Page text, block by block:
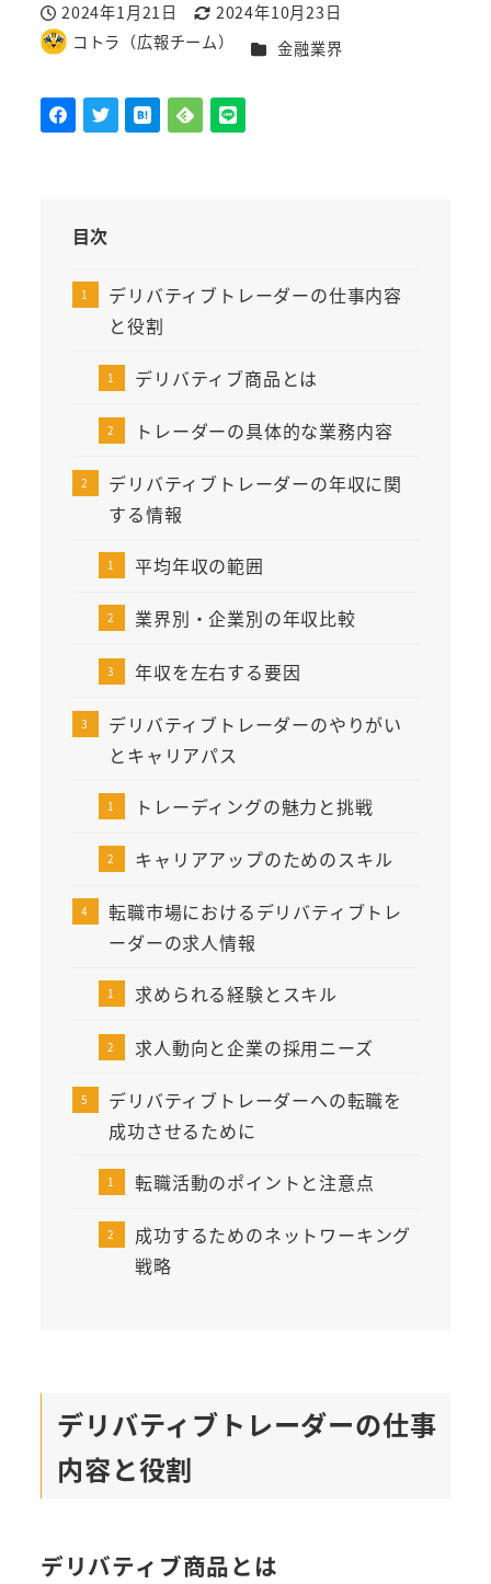
投稿日
2024年1月21日
更新日
2024年10月23日
著
コトラ（広報チーム） カテゴリー
金融業界
目次
デリバティブトレーダーの仕事内容
と役割
デリバティブ商品とは
トレーダーの具体的な業務内容
デリバティブトレーダーの年収に関
する情報
平均年収の範囲
業界別・企業別の年収比較
年収を左右する要因
デリバティブトレーダーのやりがい
とキャリアパス
トレーディングの魅力と挑戦
キャリアアップのためのスキル
転職市場におけるデリバティブトレ
ーダーの求人情報
求められる経験とスキル
求人動向と企業の採用ニーズ
デリバティブトレーダーへの転職を
成功させるために
転職活動のポイントと注意点
成功するためのネットワーキング
戦略
デリバティブトレーダーの仕事
内容と役割
デリバティブ商品とは